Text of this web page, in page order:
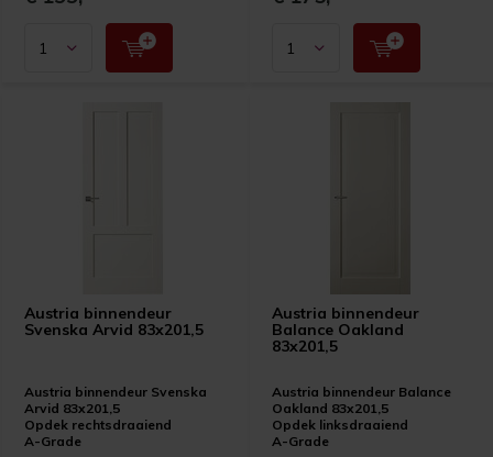
Austria binnendeur
Svenska Arvid 83x201,5
Austria binnendeur Svenska
Arvid 83x201,5
Opdek rechtsdraaiend
A-Grade
Austria binnendeur
Balance Oakland
83x201,5
Austria binnendeur Balance
Oakland 83x201,5
Opdek linksdraaiend
A-Grade